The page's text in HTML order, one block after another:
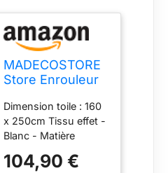
MADECOSTORE
Store Enrouleur
avec Coffre -
Gamme Must -
Blanc - L163 x
H250cm
Dimension toile : 160
x 250cm Tissu effet -
Blanc - Matière
Eponge humide
104,90 €